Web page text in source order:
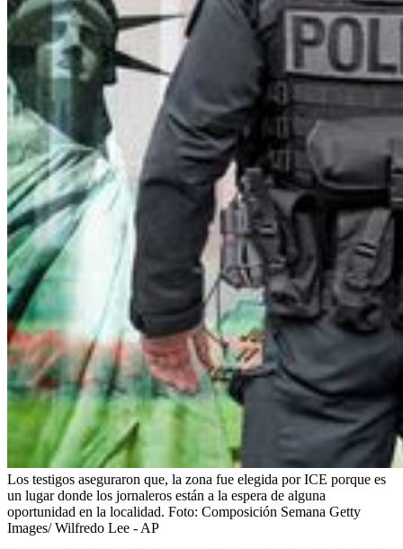
Los testigos aseguraron que, la zona fue elegida por ICE porque es
un lugar donde los jornaleros están a la espera de alguna
oportunidad en la localidad. Foto: Composición Semana Getty
Images/ Wilfredo Lee - AP